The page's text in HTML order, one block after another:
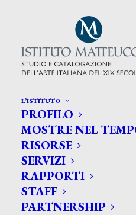
L’ISTITUTO
PROFILO
MOSTRE NEL
RISORSE
SERVIZI
RAPPORTI
STAFF
PARTNERSHIP
CERCA TRA GLI
Search
for: